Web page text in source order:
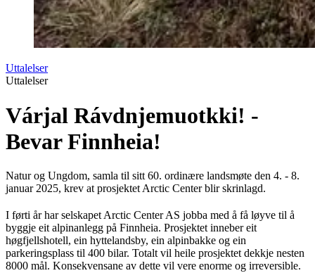
Uttalelser
Uttalelser
Várjal Rávdnjemuotkki! -
Bevar Finnheia!
Natur og Ungdom, samla til sitt 60. ordinære landsmøte den 4. - 8.
januar 2025, krev at prosjektet Arctic Center blir skrinlagd.
I førti år har selskapet Arctic Center AS jobba med å få løyve til å
byggje eit alpinanlegg på Finnheia. Prosjektet inneber eit
høgfjellshotell, ein hyttelandsby, ein alpinbakke og ein
parkeringsplass til 400 bilar. Totalt vil heile prosjektet dekkje nesten
8000 mål. Konsekvensane av dette vil vere enorme og irreversible.